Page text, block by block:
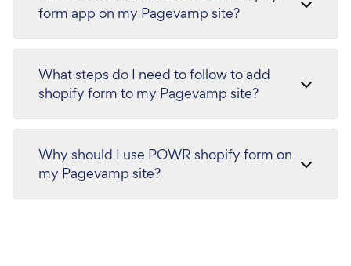
form app on my Pagevamp site?
What steps do I need to follow to add
shopify form to my Pagevamp site?
Why should I use POWR shopify form on
my Pagevamp site?